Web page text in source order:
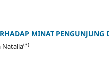
MINAT PENGUNJUNG
Natalia(3)